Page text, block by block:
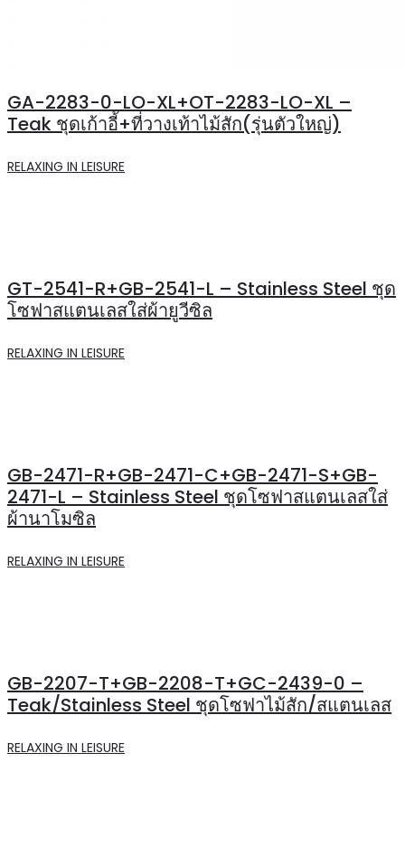
GA-2283-0-LO-XL+OT-2283-LO-XL –
Teak ชุดเก้าอี้+ที่วางเท้าไม้สัก(รุ่นตัวใหญ่)
RELAXING IN LEISURE
GT-2541-R+GB-2541-L – Stainless Steel ชุด
โซฟาสแตนเลสใส่ผ้ายูวีซิล
RELAXING IN LEISURE
GB-2471-R+GB-2471-C+GB-2471-S+GB-
2471-L – Stainless Steel ชุดโซฟาสแตนเลสใส่
ผ้านาโมซิล
RELAXING IN LEISURE
GB-2207-T+GB-2208-T+GC-2439-0 –
Teak/Stainless Steel ชุดโซฟาไม้สัก/สแตนเลส
RELAXING IN LEISURE